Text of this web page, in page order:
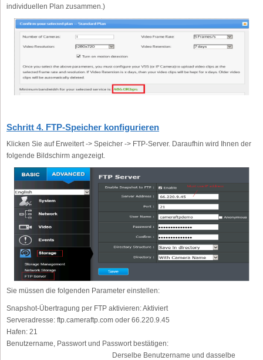
individuellen Plan zusammen.)
Schritt 4. FTP-Speicher konfigurieren
Klicken Sie auf Erweitert -> Speicher -> FTP-Server. Daraufhin wird Ihnen der
folgende Bildschirm angezeigt.
Sie müssen die folgenden Parameter einstellen:
Snapshot-Übertragung per FTP aktivieren:Aktiviert
Serveradresse: ftp.cameraftp.com oder 66.220.9.45
Hafen: 21
Benutzername, Passwort und Passwort bestätigen:
Derselbe Benutzername und dasselbe